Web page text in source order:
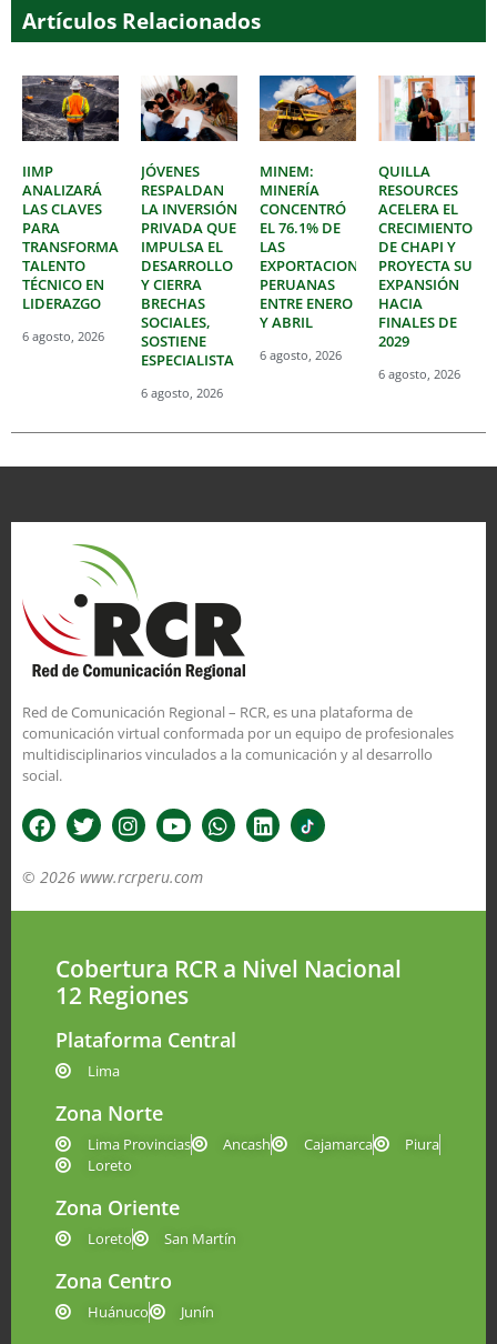
Artículos Relacionados
IIMP
ANALIZARÁ
LAS CLAVES
PARA
TRANSFORMAR
TALENTO
TÉCNICO EN
LIDERAZGO
6 agosto, 2026
JÓVENES
RESPALDAN
LA INVERSIÓN
PRIVADA QUE
IMPULSA EL
DESARROLLO
Y CIERRA
BRECHAS
SOCIALES,
SOSTIENE
ESPECIALISTA
6 agosto, 2026
MINEM:
MINERÍA
CONCENTRÓ
EL 76.1% DE
LAS
EXPORTACIONES
PERUANAS
ENTRE ENERO
Y ABRIL
6 agosto, 2026
QUILLA
RESOURCES
ACELERA EL
CRECIMIENTO
DE CHAPI Y
PROYECTA SU
EXPANSIÓN
HACIA
FINALES DE
2029
6 agosto, 2026
Red de Comunicación Regional – RCR, es una plataforma de
comunicación virtual conformada por un equipo de profesionales
multidisciplinarios vinculados a la comunicación y al desarrollo
social.
© 2026 www.rcrperu.com
Cobertura RCR a Nivel Nacional
12 Regiones
Plataforma Central
Lima
Zona Norte
Lima Provincias Ancash Cajamarca
Piura
Loreto
Zona Oriente
Loreto San Martín
Zona Centro
Huánuco Junín